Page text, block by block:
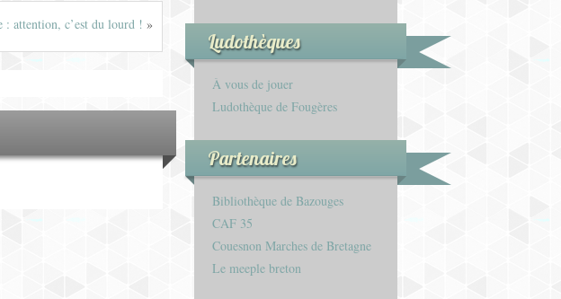
: attention, c’est du lourd ! »
Ludothèques
À vous de jouer
Ludothèque de Fougères
Partenaires
Bibliothèque de Bazouges
CAF 35
Couesnon Marches de Bretagne
Le meeple breton